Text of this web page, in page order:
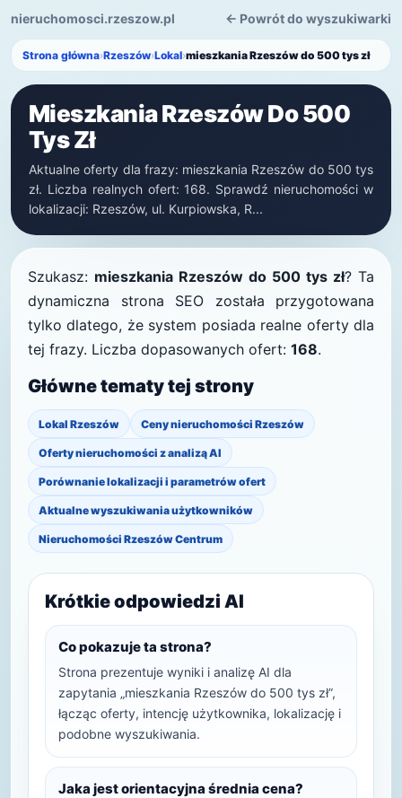
nieruchomosci.rzeszow.pl ← Powrót do wyszukiwarki
Strona główna›Rzeszów›Lokal›mieszkania Rzeszów do 500 tys zł
Mieszkania Rzeszów Do 500
Tys Zł
Aktualne oferty dla frazy: mieszkania Rzeszów do 500 tys
zł. Liczba realnych ofert: 168. Sprawdź nieruchomości w
lokalizacji: Rzeszów, ul. Kurpiowska, R...
Szukasz: mieszkania Rzeszów do 500 tys zł? Ta
dynamiczna strona SEO została przygotowana
tylko dlatego, że system posiada realne oferty dla
tej frazy. Liczba dopasowanych ofert: 168.
Główne tematy tej strony
Lokal Rzeszów Ceny nieruchomości Rzeszów
Oferty nieruchomości z analizą AI
Porównanie lokalizacji i parametrów ofert
Aktualne wyszukiwania użytkowników
Nieruchomości Rzeszów Centrum
Krótkie odpowiedzi AI
Co pokazuje ta strona?
Strona prezentuje wyniki i analizę AI dla
zapytania „mieszkania Rzeszów do 500 tys zł”,
łącząc oferty, intencję użytkownika, lokalizację i
podobne wyszukiwania.
Jaka jest orientacyjna średnia cena?